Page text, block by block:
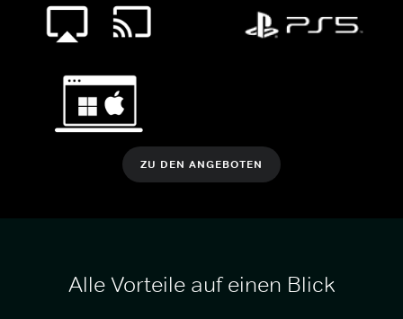
ZU DEN ANGEBOTEN
Alle Vorteile auf einen Blick